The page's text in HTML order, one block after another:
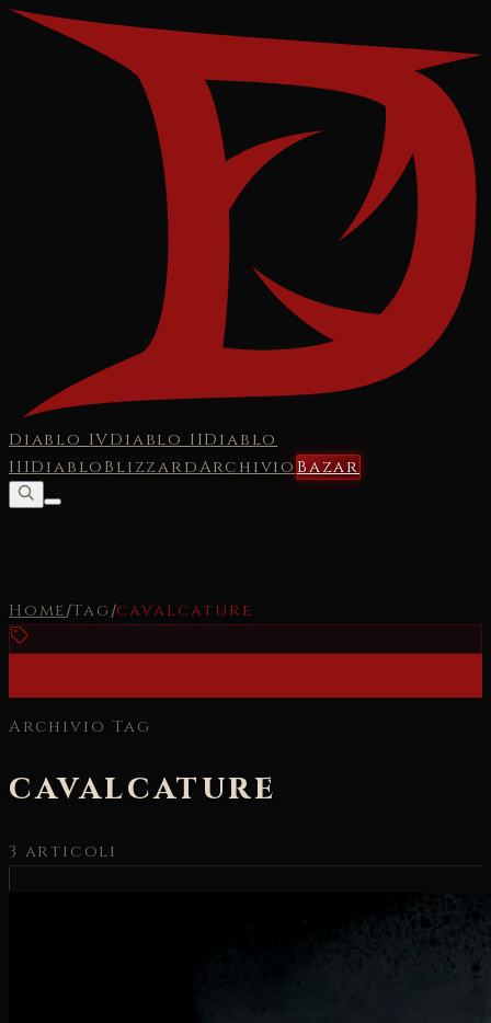
Diablo IVDiablo IIDiablo
IIIDiabloBlizzardArchivioBazar
Home/Tag /cavalcature
Archivio Tag
cavalcature
3 articoli